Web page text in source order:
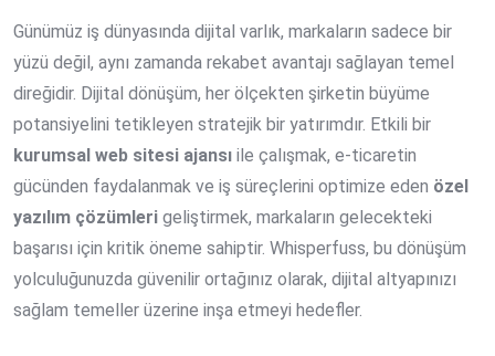
Günümüz iş dünyasında dijital varlık, markaların sadece bir
yüzü değil, aynı zamanda rekabet avantajı sağlayan temel
direğidir. Dijital dönüşüm, her ölçekten şirketin büyüme
potansiyelini tetikleyen stratejik bir yatırımdır. Etkili bir
kurumsal web sitesi ajansı ile çalışmak, e-ticaretin
gücünden faydalanmak ve iş süreçlerini optimize eden özel
yazılım çözümleri geliştirmek, markaların gelecekteki
başarısı için kritik öneme sahiptir. Whisperfuss, bu dönüşüm
yolculuğunuzda güvenilir ortağınız olarak, dijital altyapınızı
sağlam temeller üzerine inşa etmeyi hedefler.